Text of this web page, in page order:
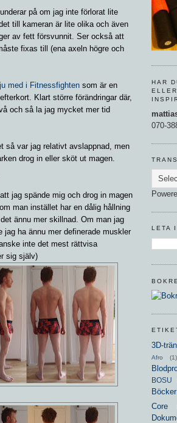
på om jag inte förlorat lite
till kameran är lite olika och även
av fett försvunnit. Ser också att
fixas till (ena axeln högre och
med i Fitnessfighten som är en
Klart större förändringar där,
och så la jag mycket mer tid
så var jag relativt avslappnad, men
drog in eller sköt ut magen.
jag spände mig och drog in magen
man instället har en dålig hållning
ännu mer skillnad. Om man jag
ha ännu mer definerade muskler
inte det mest rättvisa
sig själv)
HAR
070-
LETA
3D-
Afro
(1)
BOSU
Böcker
Core